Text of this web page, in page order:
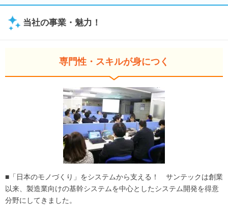
当社の事業・魅力！
専門性・スキルが身につく
■「日本のモノづくり」をシステムから支える！ サンテックは創業
以来、製造業向けの基幹システムを中心としたシステム開発を得意
分野にしてきました。